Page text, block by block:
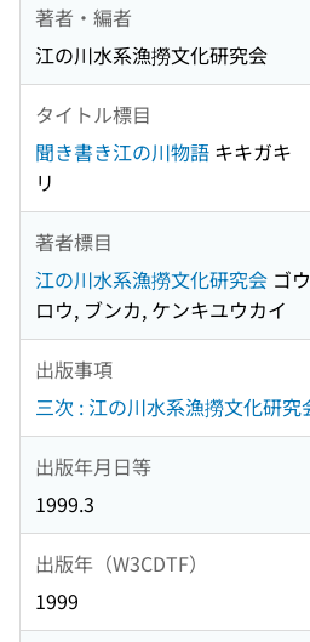
著者・編者
江の川水系漁撈文化研究会
タイトル標目
聞き書き江の川物語 キキガキ
リ
著者標目
江の川水系漁撈文化研究会 ゴ
ロウ, ブンカ, ケンキユウカイ
出版事項
三次 : 江の川水系漁撈文化研究
出版年月日等
1999.3
出版年（W3CDTF）
1999